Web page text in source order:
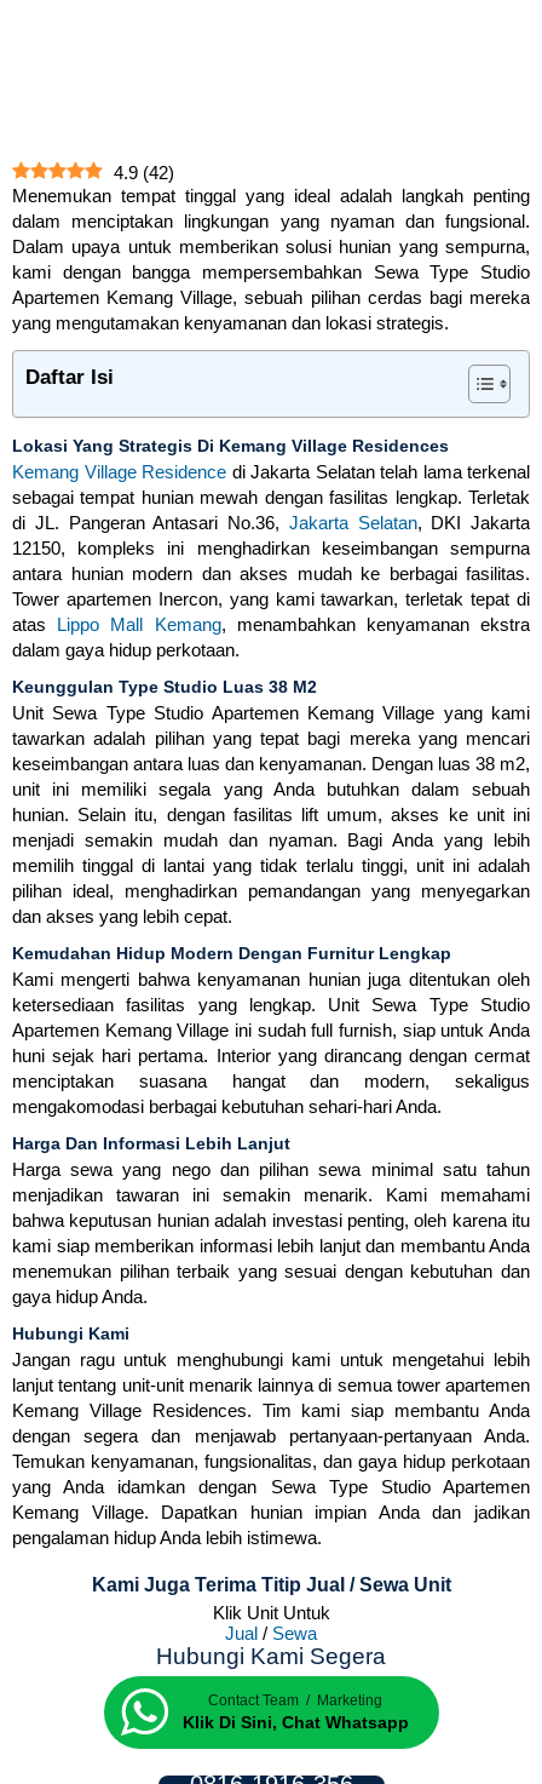
4.9 (42)
Menemukan tempat tinggal yang ideal adalah langkah penting
dalam menciptakan lingkungan yang nyaman dan fungsional.
Dalam upaya untuk memberikan solusi hunian yang sempurna,
kami dengan bangga mempersembahkan Sewa Type Studio
Apartemen Kemang Village, sebuah pilihan cerdas bagi mereka
yang mengutamakan kenyamanan dan lokasi strategis.
Daftar Isi
Lokasi Yang Strategis Di Kemang Village Residences
Kemang Village Residence di Jakarta Selatan telah lama terkenal
sebagai tempat hunian mewah dengan fasilitas lengkap. Terletak
di JL. Pangeran Antasari No.36, Jakarta Selatan, DKI Jakarta
12150, kompleks ini menghadirkan keseimbangan sempurna
antara hunian modern dan akses mudah ke berbagai fasilitas.
Tower apartemen Inercon, yang kami tawarkan, terletak tepat di
atas Lippo Mall Kemang, menambahkan kenyamanan ekstra
dalam gaya hidup perkotaan.
Keunggulan Type Studio Luas 38 M2
Unit Sewa Type Studio Apartemen Kemang Village yang kami
tawarkan adalah pilihan yang tepat bagi mereka yang mencari
keseimbangan antara luas dan kenyamanan. Dengan luas 38 m2,
unit ini memiliki segala yang Anda butuhkan dalam sebuah
hunian. Selain itu, dengan fasilitas lift umum, akses ke unit ini
menjadi semakin mudah dan nyaman. Bagi Anda yang lebih
memilih tinggal di lantai yang tidak terlalu tinggi, unit ini adalah
pilihan ideal, menghadirkan pemandangan yang menyegarkan
dan akses yang lebih cepat.
Kemudahan Hidup Modern Dengan Furnitur Lengkap
Kami mengerti bahwa kenyamanan hunian juga ditentukan oleh
ketersediaan fasilitas yang lengkap. Unit Sewa Type Studio
Apartemen Kemang Village ini sudah full furnish, siap untuk Anda
huni sejak hari pertama. Interior yang dirancang dengan cermat
menciptakan suasana hangat dan modern, sekaligus
mengakomodasi berbagai kebutuhan sehari-hari Anda.
Harga Dan Informasi Lebih Lanjut
Harga sewa yang nego dan pilihan sewa minimal satu tahun
menjadikan tawaran ini semakin menarik. Kami memahami
bahwa keputusan hunian adalah investasi penting, oleh karena itu
kami siap memberikan informasi lebih lanjut dan membantu Anda
menemukan pilihan terbaik yang sesuai dengan kebutuhan dan
gaya hidup Anda.
Hubungi Kami
Jangan ragu untuk menghubungi kami untuk mengetahui lebih
lanjut tentang unit-unit menarik lainnya di semua tower apartemen
Kemang Village Residences. Tim kami siap membantu Anda
dengan segera dan menjawab pertanyaan-pertanyaan Anda.
Temukan kenyamanan, fungsionalitas, dan gaya hidup perkotaan
yang Anda idamkan dengan Sewa Type Studio Apartemen
Kemang Village. Dapatkan hunian impian Anda dan jadikan
pengalaman hidup Anda lebih istimewa.
Kami Juga Terima Titip Jual / Sewa Unit
Klik Unit Untuk
Jual / Sewa
Hubungi Kami Segera
Contact Team / Marketing
Klik Di Sini, Chat Whatsapp